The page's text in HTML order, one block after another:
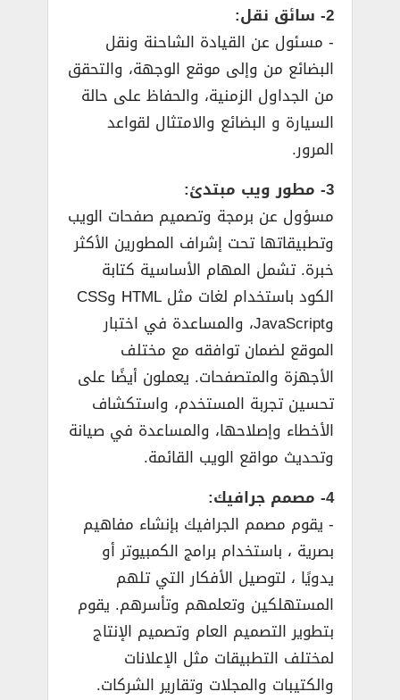
2- سائق نقل:
­- مسئول عن القيادة الشاحنة ونقل
البضائع من وإلى موقع الوجهة، والتحقق
من الجداول الزمنية، والحفاظ على حالة
السيارة و البضائع والامتثال لقواعد
المرور.
3- مطور ويب مبتدئ:
مسؤول عن برمجة وتصميم صفحات الويب
وتطبيقاتها تحت إشراف المطورين الأكثر
خبرة. تشمل المهام الأساسية كتابة
الكود باستخدام لغات مثل HTML وCSS
وJavaScript، والمساعدة في اختبار
الموقع لضمان توافقه مع مختلف
الأجهزة والمتصفحات. يعملون أيضًا على
تحسين تجربة المستخدم، واستكشاف
الأخطاء وإصلاحها، والمساعدة في صيانة
وتحديث مواقع الويب القائمة.
4- مصمم جرافيك:
­- يقوم مصمم الجرافيك بإنشاء مفاهيم
بصرية ، باستخدام برامج الكمبيوتر أو
يدويًا ، لتوصيل الأفكار التي تلهم
المستهلكين وتعلمهم وتأسرهم. يقوم
بتطوير التصميم العام وتصميم الإنتاج
لمختلف التطبيقات مثل الإعلانات
والكتيبات والمجلات وتقارير الشركات.